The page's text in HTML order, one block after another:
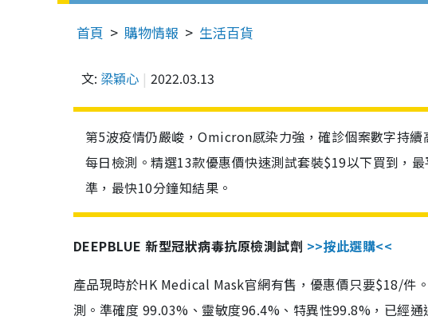
首頁 購物情報 生活百貨
文: 梁穎心 2022.03.13
第5波疫情仍嚴峻，Omicron感染力強，確診個案數字持
每日檢測。精選13款優惠價快速測試套裝$19以下買到，
準，最快10分鐘知結果。
DEEPBLUE 新型冠狀病毒抗原檢測試劑 >>按此選購<<
產品現時於HK Medical Mask官網有售，優惠價只要$18/件
測。準確度 99.03%、靈敏度96.4%、特異性99.8%，已經